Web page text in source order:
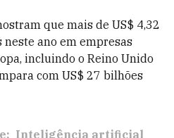
que mais de US$ 4,32
ano em empresas
incluindo o Reino Unido
com US$ 27 bilhões
Inteligência artificial